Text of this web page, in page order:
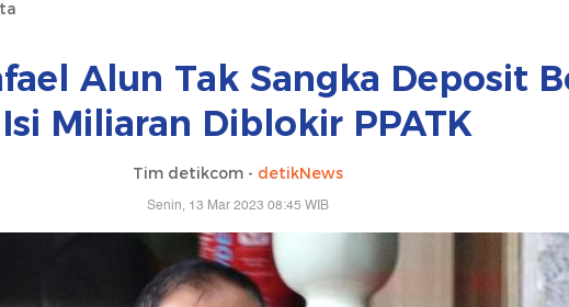
Alun Tak Sangka Deposit
Isi Miliaran Diblokir PPATK
Tim detikcom - detikNews
Senin, 13 Mar 2023 08:45 WIB